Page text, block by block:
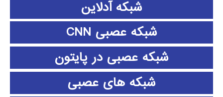
شبکه آدلاین
شبکه عصبی CNN
شبکه عصبی در پایتون
شبکه های عصبی